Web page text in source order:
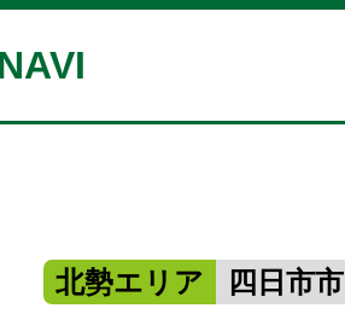
北勢エリア 四日市市